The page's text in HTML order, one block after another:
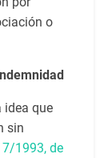
o
idea que
sin
7/1993, de